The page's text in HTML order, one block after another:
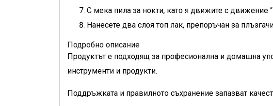
С мека пила за нокти, като я движите с движение
Нанесете два слоя топ лак, препоръчан за
Подробно описание
Продуктът е подходящ за професионална и домашна
инструменти и продукти.
Поддръжката и правилното съхранение запазват